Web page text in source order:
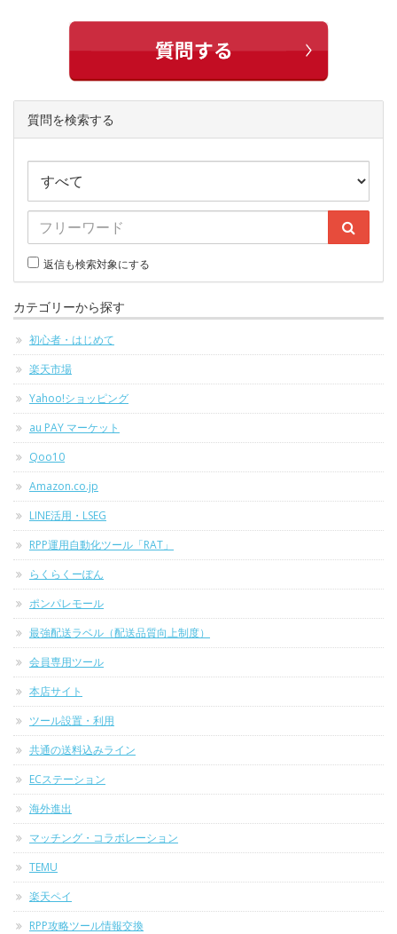
質問を検索する
返信も検索対象にする
カテゴリーから探す
初心者・はじめて
楽天市場
Yahoo!ショッピング
au PAY マーケット
Qoo10
Amazon.co.jp
LINE活用・LSEG
RPP運用自動化ツール「RAT」
らくらくーぽん
ポンパレモール
最強配送ラベル（配送品質向上制度）
会員専用ツール
本店サイト
ツール設置・利用
共通の送料込みライン
ECステーション
海外進出
マッチング・コラボレーション
TEMU
楽天ペイ
RPP攻略ツール情報交換